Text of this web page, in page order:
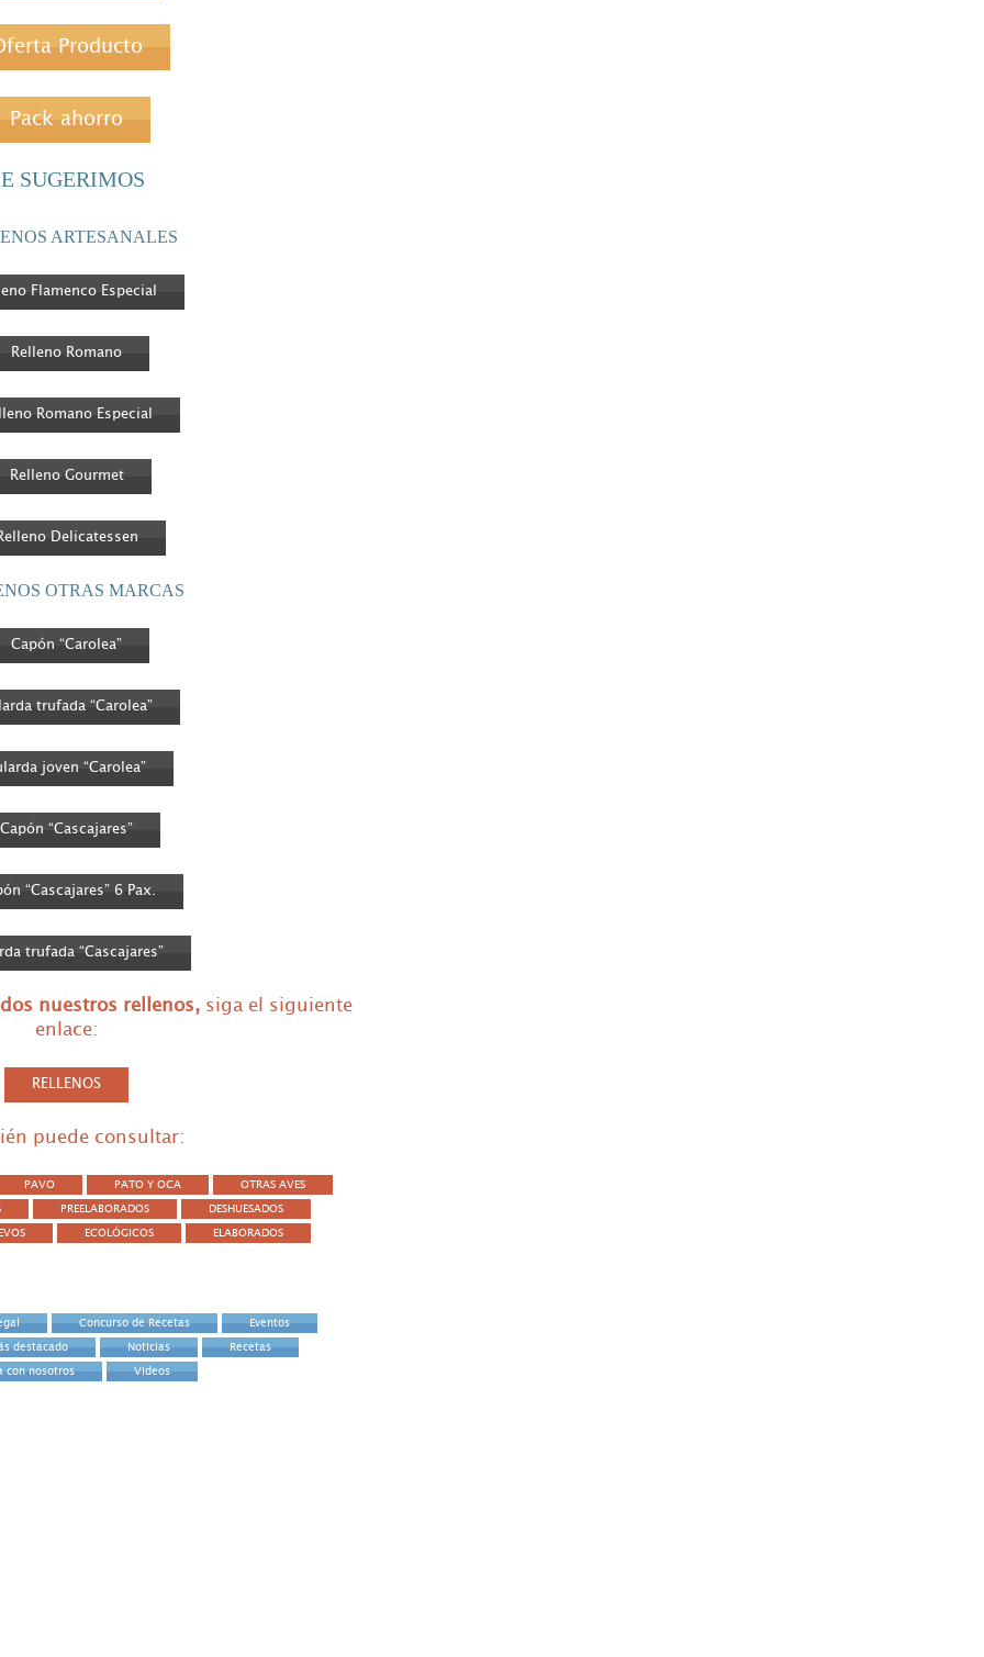
Producto
Pack ahorro
SUGERIMOS
ARTESANALES
Flamenco Especial
Relleno Romano
Romano Especial
Relleno Gourmet
Delicatessen
OTRAS MARCAS
Capón “Carolea”
trufada “Carolea”
joven “Carolea”
Capón “Cascajares”
“Cascajares” 6 Pax.
trufada “Cascajares”
nuestros rellenos,siga el siguiente
enlace:
RELLENOS
puede consultar:
PAVO PATO Y OCA OTRAS AVES
PREELABORADOS DESHUESADOS
ECOLÓGICOS ELABORADOS
Concurso de Recetas Eventos
destacado Noticias Recetas
con nosotros Videos